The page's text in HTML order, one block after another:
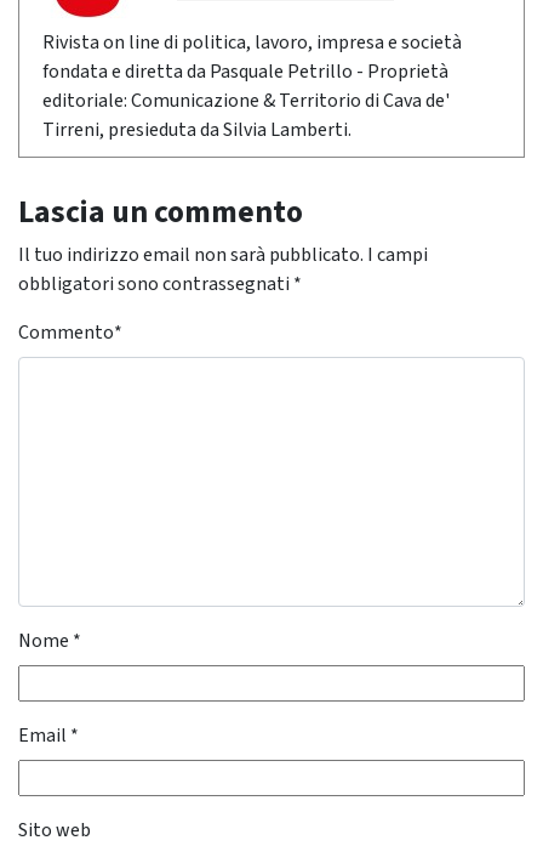
Rivista on line di politica, lavoro, impresa e società
fondata e diretta da Pasquale Petrillo - Proprietà
editoriale: Comunicazione & Territorio di Cava de'
Tirreni, presieduta da Silvia Lamberti.
Lascia un commento
Il tuo indirizzo email non sarà pubblicato. I campi
obbligatori sono contrassegnati *
Commento*
Nome *
Email *
Sito web